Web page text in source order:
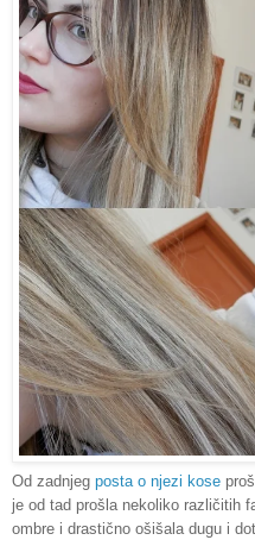
Od zadnjeg posta o njezi kose
je od tad prošla nekoliko različitih
ombre i drastično ošišala dugu i